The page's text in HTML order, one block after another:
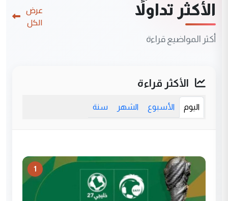
الأكثر تداولاً
أكثر المواضيع قراءة
عرض
الكل
الأكثر قراءة
اليوم الأسبوع الشهر سنة
1